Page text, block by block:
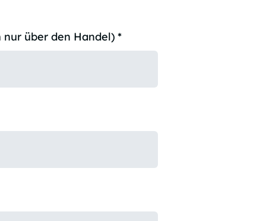
über den Handel) *